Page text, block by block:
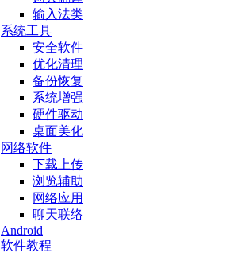
输入法类
系统工具
安全软件
优化清理
备份恢复
系统增强
硬件驱动
桌面美化
网络软件
下载上传
浏览辅助
网络应用
聊天联络
Android
软件教程